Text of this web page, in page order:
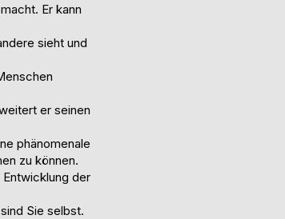
Er kann
sieht und
er seinen
phänomenale
zu können.
Entwicklung der
Sie selbst.